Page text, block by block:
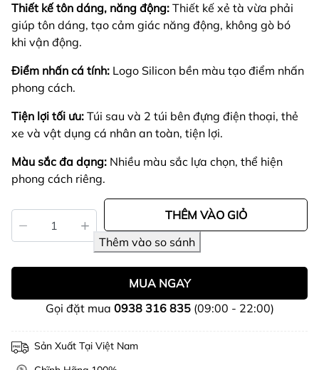
Thiết kế tôn dáng, năng động: Thiết kế xẻ tà vừa phải
giúp tôn dáng, tạo cảm giác năng động, không gò bó
khi vận động.
Điểm nhấn cá tính: Logo Silicon bền màu tạo điểm nhấn
phong cách.
Tiện lợi tối ưu: Túi sau và 2 túi bên đựng điện thoại, thẻ
xe và vật dụng cá nhân an toàn, tiện lợi.
Màu sắc đa dạng: Nhiều màu sắc lựa chọn, thể hiện
phong cách riêng.
THÊM VÀO GIỎ
MUA NGAY
Gọi đặt mua 0938 316 835(09:00 - 22:00)
Sản Xuất Tại Việt Nam